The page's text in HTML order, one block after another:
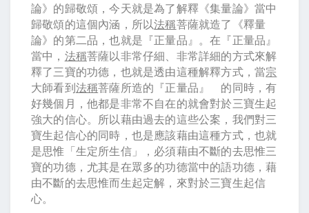
論》的歸敬頌，今天就是為了解釋《集量論》當中
歸敬頌的這個內涵，所以法稱菩薩就造了《釋量
論》的第二品，也就是『正量品』。在『正量品』
當中， 法稱菩薩以非常仔細、非常詳細的方式來解
釋了三寶的功德，也就是透由這種解釋方式，當宗
大師看到法稱菩薩所造的『正量品』 的同時，有
好幾個月，他都是非常不自在的就會對於三寶生起
強大的信心。所以藉由過去的這些公案，我們對三
寶生起信心的同時，也是應該藉由這種方式，也就
是思惟「生定所生信」，必須藉由不斷的去思惟三
寶的功德，尤其是在眾多的功德當中的語功德，藉
由不斷的去思惟而生起定解，來對於三寶生起信
心。